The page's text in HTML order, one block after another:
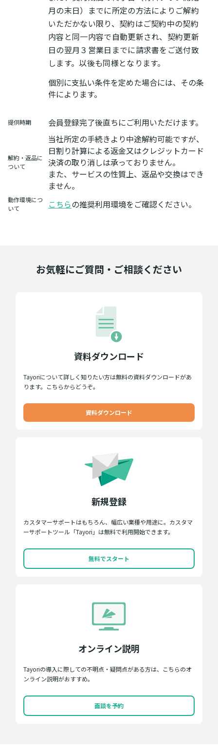
月の末日）までに所定の方法によりご解約
いただかない限り、契約はご契約中の契約
内容と同一内容で自動更新され、契約更新
日の翌月３営業日までに請求書をご送付致
します。以後も同様となります。
個別に支払い条件を定めた場合には、その条
件によります。
提供時期 会員登録完了後直ちにご利用いただけます。
解約・返品に
ついて
当社所定の手続きより中途解約可能ですが、
日割り計算による返金又はクレジットカード
決済の取り消しは承っておりません。
また、サービスの性質上、返品や交換はでき
ません。
動作環境につ
いて
こちらの推奨利用環境をご確認ください。
お気軽にご質問・ご相談ください
資料ダウンロード
Tayoriについて詳しく知りたい方は無料の資料ダウンロードがあ
ります。こちらからどうぞ。
資料ダウンロード
新規登録
カスタマーサポートはもちろん、幅広い業種や用途に。カスタマ
ーサポートツール「Tayori」は無料で利用開始できます。
無料でスタート
オンライン説明
Tayoriの導入に際しての不明点・疑問点がある方は、こちらのオ
ンライン説明がおすすめ。
面談を予約